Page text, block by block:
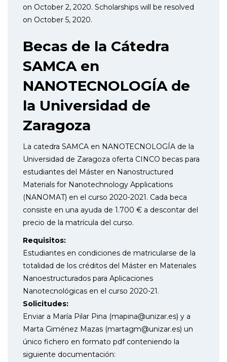
on October 2, 2020. Scholarships will be resolved
on October 5, 2020.
Becas de la Cátedra
SAMCA en
NANOTECNOLOGÍA de
la Universidad de
Zaragoza
La catedra SAMCA en NANOTECNOLOGÍA de la
Universidad de Zaragoza oferta CINCO becas para
estudiantes del Máster en Nanostructured
Materials for Nanotechnology Applications
(NANOMAT) en el curso 2020-2021. Cada beca
consiste en una ayuda de 1.700 € a descontar del
precio de la matrícula del curso.
Requisitos:
Estudiantes en condiciones de matricularse de la
totalidad de los créditos del Máster en Materiales
Nanoestructurados para Aplicaciones
Nanotecnológicas en el curso 2020-21.
Solicitudes:
Enviar a María Pilar Pina (mapina@unizar.es) y a
Marta Giménez Mazas (martagm@unizar.es) un
único fichero en formato pdf conteniendo la
siguiente documentación: